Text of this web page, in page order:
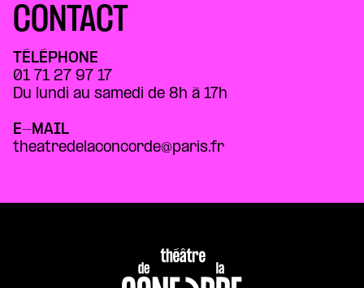
CONTACT
TÉLÉPHONE
01 71 27 97 17
Du lundi au samedi de 8h à 17h
E-MAIL
theatredelaconcorde@paris.fr